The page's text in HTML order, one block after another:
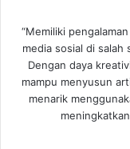
“Memiliki
media sosial di salah
Dengan daya
mampu menyusun
menarik